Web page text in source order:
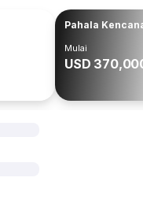
Pahala
Mulai
USD